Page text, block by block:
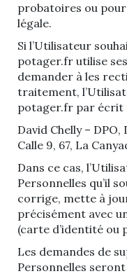
probatoires ou
légale.
Si l’Utilisateur
potager.fr utilise
demander à les
traitement,
potager.fr par écrit
David Chelly – DPO,
Calle 9, 67, La
Dans ce cas,
Personnelles qu’il
corrige, mette à
précisément avec
(carte d’identité ou
Les demandes de
Personnelles